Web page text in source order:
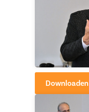
Downloaden